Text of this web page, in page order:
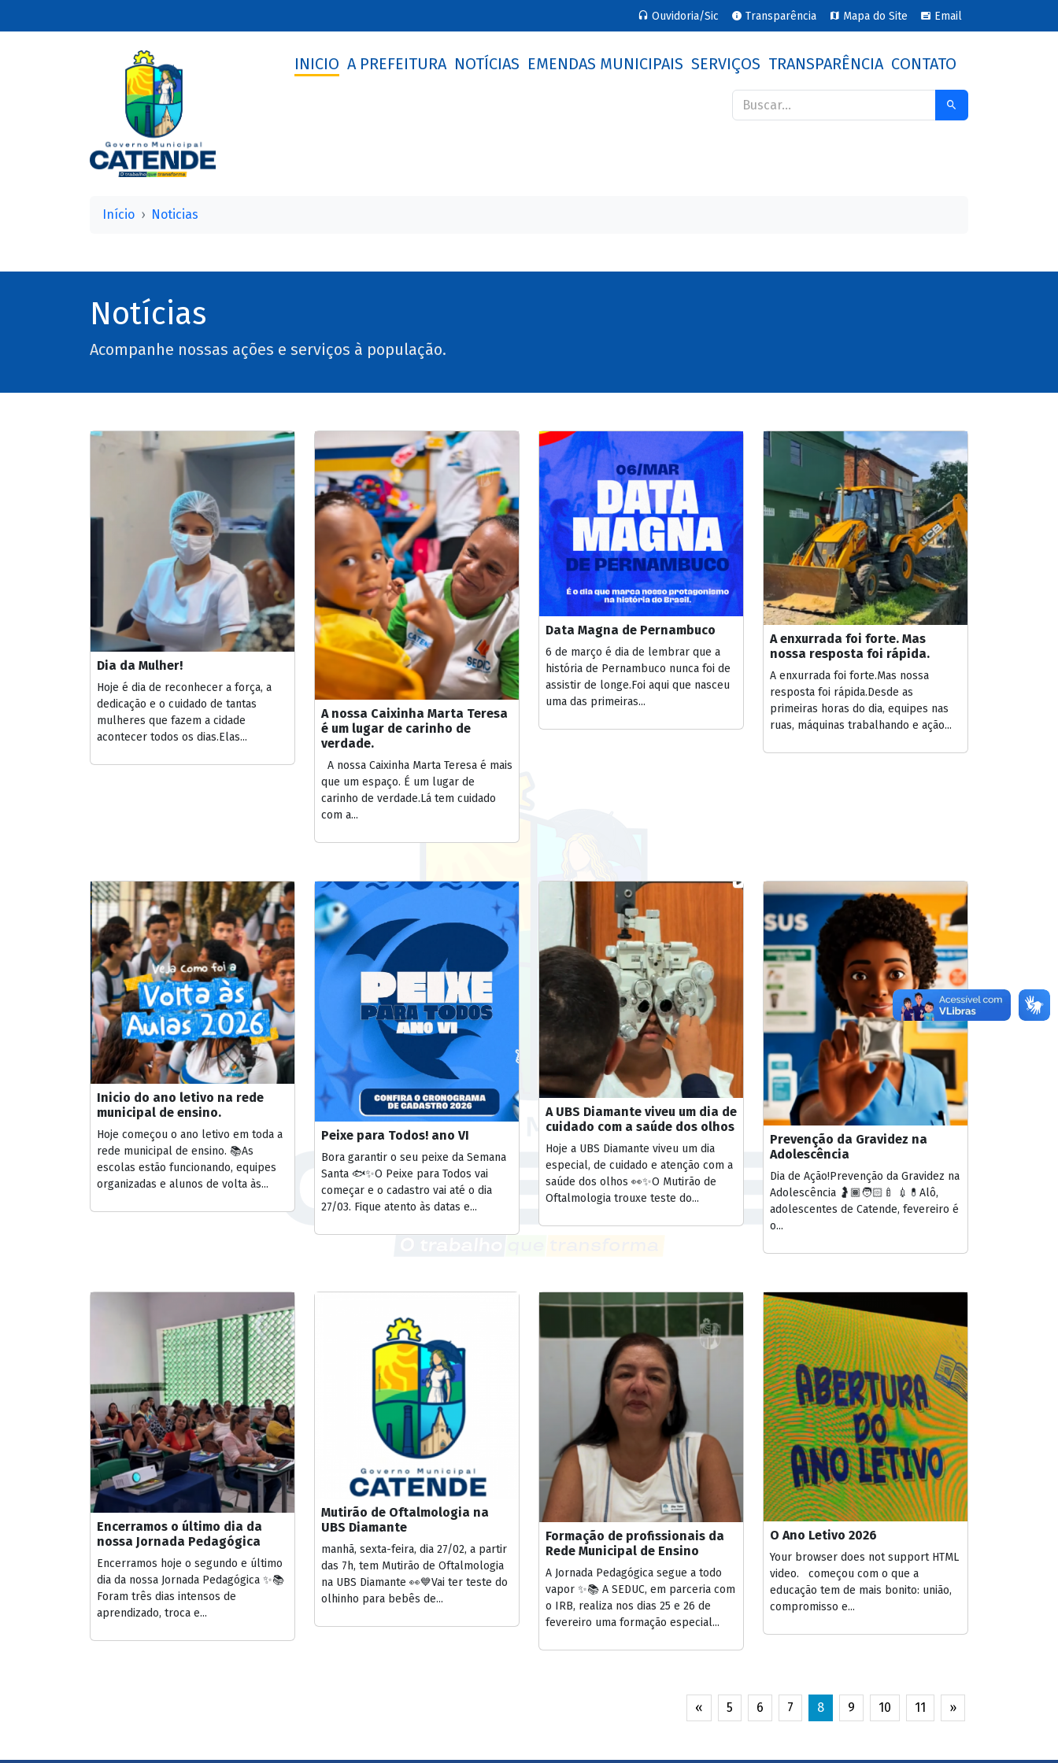
Ouvidoria/Sic Transparência Mapa do Site Email
INICIO A PREFEITURA NOTÍCIAS EMENDAS MUNICIPAIS SERVIÇOS TRANSPARÊNCIA CONTATO
Início Noticias
Notícias
Acompanhe nossas ações e serviços à população.
Dia da Mulher!
Hoje é dia de reconhecer a força, a
dedicação e o cuidado de tantas
mulheres que fazem a cidade
acontecer todos os dias.Elas...
A nossa Caixinha Marta Teresa
é um lugar de carinho de
verdade.
A nossa Caixinha Marta Teresa é mais
que um espaço. É um lugar de
carinho de verdade.Lá tem cuidado
com a...
Data Magna de Pernambuco
6 de março é dia de lembrar que a
história de Pernambuco nunca foi de
assistir de longe.Foi aqui que nasceu
uma das primeiras...
A enxurrada foi forte. Mas
nossa resposta foi rápida.
A enxurrada foi forte.Mas nossa
resposta foi rápida.Desde as
primeiras horas do dia, equipes nas
ruas, máquinas trabalhando e ação...
Inicio do ano letivo na rede
municipal de ensino.
Hoje começou o ano letivo em toda a
rede municipal de ensino. 📚As
escolas estão funcionando, equipes
organizadas e alunos de volta às...
Peixe para Todos! ano VI
Bora garantir o seu peixe da Semana
Santa 🐟✨O Peixe para Todos vai
começar e o cadastro vai até o dia
27/03. Fique atento às datas e...
A UBS Diamante viveu um dia de
cuidado com a saúde dos olhos
Hoje a UBS Diamante viveu um dia
especial, de cuidado e atenção com a
saúde dos olhos 👀✨O Mutirão de
Oftalmologia trouxe teste do...
Prevenção da Gravidez na
Adolescência
Dia de Ação!Prevenção da Gravidez na
Adolescência 🤰🏾🧑🏻‍🍼 💉💊Alô,
adolescentes de Catende, fevereiro é
o...
Encerramos o último dia da
nossa Jornada Pedagógica
Encerramos hoje o segundo e último
dia da nossa Jornada Pedagógica ✨📚
Foram três dias intensos de
aprendizado, troca e...
Mutirão de Oftalmologia na
UBS Diamante
manhã, sexta-feira, dia 27/02, a partir
das 7h, tem Mutirão de Oftalmologia
na UBS Diamante 👀💙Vai ter teste do
olhinho para bebês de...
Formação de profissionais da
Rede Municipal de Ensino
A Jornada Pedagógica segue a todo
vapor ✨📚 A SEDUC, em parceria com
o IRB, realiza nos dias 25 e 26 de
fevereiro uma formação especial...
O Ano Letivo 2026
Your browser does not support HTML
video. começou com o que a
educação tem de mais bonito: união,
compromisso e...
« 5 6 7 8 9 10 11 »